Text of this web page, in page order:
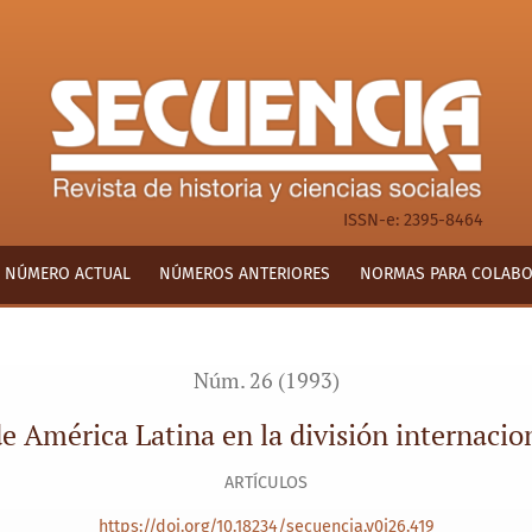
del trabajo
ISSN-e: 2395-8464
NÚMERO ACTUAL NÚMEROS ANTERIORES NORMAS PARA
Núm. 26 (1993)
América Latina en la división
ARTÍCULOS
https://doi.org/10.18234/secuencia.v0i26.419